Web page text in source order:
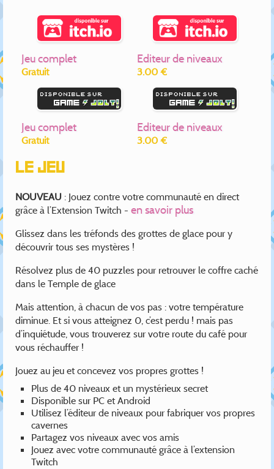
Jeu complet
Gratuit
Editeur de niveaux
3.00 €
Jeu complet
Gratuit
Editeur de niveaux
3.00 €
Le jeu
NOUVEAU : Jouez contre votre communauté en direct
grâce à l’Extension Twitch - en savoir plus
Glissez dans les tréfonds des grottes de glace pour y
découvrir tous ses mystères !
Résolvez plus de 40 puzzles pour retrouver le coffre caché
dans le Temple de glace
Mais attention, à chacun de vos pas : votre température
diminue. Et si vous atteignez 0, c’est perdu ! mais pas
d’inquiétude, vous trouverez sur votre route du café pour
vous réchauffer !
Jouez au jeu et concevez vos propres grottes !
Plus de 40 niveaux et un mystérieux secret
Disponible sur PC et Android
Utilisez l’éditeur de niveaux pour fabriquer vos propres
cavernes
Partagez vos niveaux avec vos amis
Jouez avec votre communauté grâce à l’extension
Twitch